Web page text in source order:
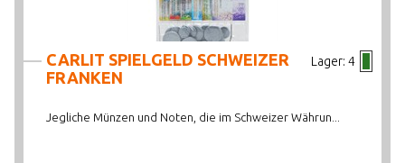
Lager: 4
CARLIT SPIELGELD SCHWEIZER
FRANKEN
Jegliche Münzen und Noten, die im Schweizer Währun...